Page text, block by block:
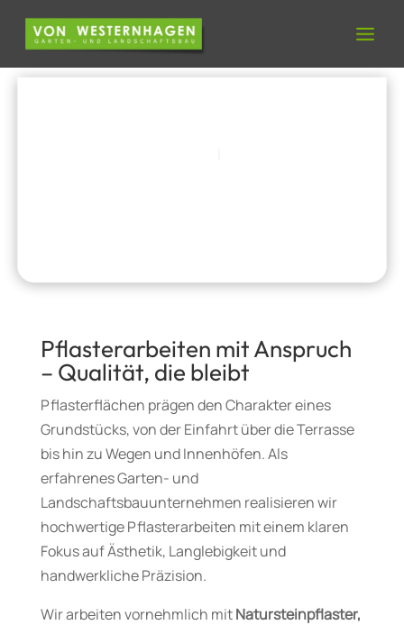
Pflasterarbeiten mit Anspruch
– Qualität, die bleibt
Pflasterflächen prägen den Charakter eines
Grundstücks, von der Einfahrt über die Terrasse
bis hin zu Wegen und Innenhöfen. Als
erfahrenes Garten- und
Landschaftsbauunternehmen realisieren wir
hochwertige Pflasterarbeiten mit einem klaren
Fokus auf Ästhetik, Langlebigkeit und
handwerkliche Präzision.
Wir arbeiten vornehmlich mitNatursteinpflaster,